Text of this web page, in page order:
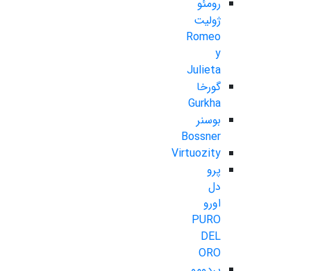
رومئو
ژولیت
Romeo
y
Julieta
گورخا
Gurkha
بوسنر
Bossner
Virtuozity
پرو
دل
اورو
PURO
DEL
ORO